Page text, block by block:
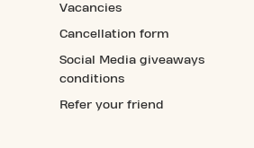
Vacancies
Cancellation form
Social Media giveaways
conditions
Refer your friend